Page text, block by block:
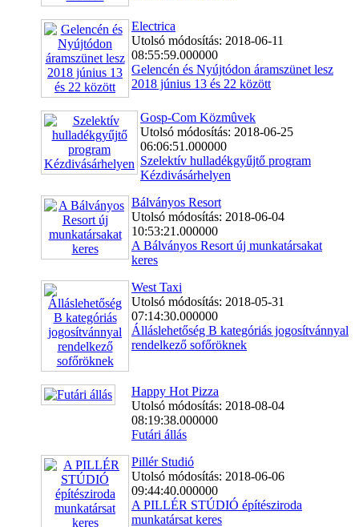
Electrica
Utolsó módosítás: 2018-06-11
08:55:59.000000
Gelencén és Nyújtódon áramszünet lesz
2018 június 13 és 22 között
Gosp-Com Közmûvek
Utolsó módosítás: 2018-06-25
06:06:51.000000
Szelektív hulladékgyűjtő program
Kézdivásárhelyen
Bálványos Resort
Utolsó módosítás: 2018-06-04
10:53:21.000000
A Bálványos Resort új munkatársakat
keres
West Taxi
Utolsó módosítás: 2018-05-31
07:14:30.000000
Álláslehetőség B kategóriás jogosítvánnyal
rendelkező sofőröknek
Happy Hot Pizza
Utolsó módosítás: 2018-08-04
08:19:38.000000
Futári állás
Pillér Studió
Utolsó módosítás: 2018-06-06
09:44:40.000000
A PILLÉR STÚDIÓ építésziroda
munkatársat keres